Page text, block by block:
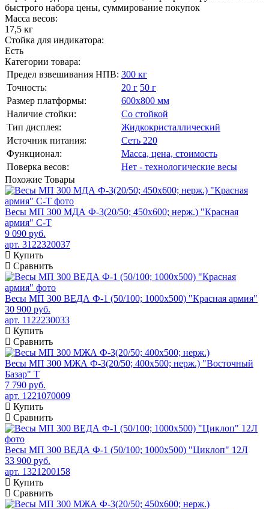
быстрого набора цены, суммирование покупок
Масса весов:
17,5 кг
Стойка для индикатора:
Есть
Категории товара:
Предел взвешивания НПВ: 300 кг
Точность:
20 г 50 г
Размер платформы:
600х800 мм
Наличие стойки:
Со стойкой
Тип дисплея:
Жидкокристаллический
Источник питания:
Сеть 220
Функционал:
Масса, цена, стоимость
Поверка весов:
Нет - технологические весы
Похожие Товары
Весы МП 300 МДА Ф-3(20/50; 450х600; нерж.) "Красная
армия" C-Т
9 090 руб.
арт. 3122320037
Купить
Сравнить
Весы МП 300 ВЕДА Ф-1 (50/100; 1000х500) "Красная армия"
30 900 руб.
арт. 1122230033
Купить
Сравнить
Весы МП 300 МЖА Ф-3(20/50; 400х500; нерж.) "Восточный
Базар" Т
7 790 руб.
арт. 1221070009
Купить
Сравнить
Весы МП 300 ВЕДА Ф-1 (50/100; 1000х500) "Циклоп" 12Л
33 900 руб.
арт. 1321200158
Купить
Сравнить